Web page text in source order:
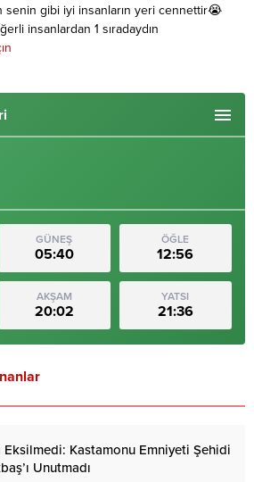
senin gibi iyi insanların yeri cennettir😭
insanlardan 1 sıradaydın
GÜNEŞ
05:40
ÖĞLE
12:56
AKŞAM
20:02
YATSI
21:36
Eksilmedi: Kastamonu Emniyeti Şehidi
Unutmadı